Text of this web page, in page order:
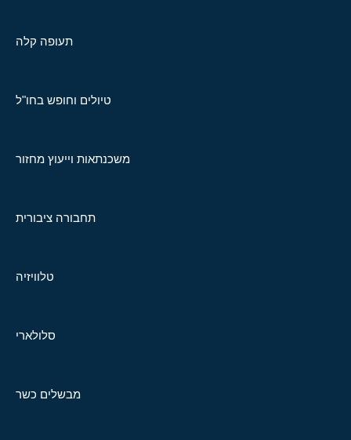
תעופה קלה
טיולים וחופש בחו"ל
משכנתאות וייעוץ מחזור
תחבורה ציבורית
טלוויזיה
סלולארי
מבשלים כשר